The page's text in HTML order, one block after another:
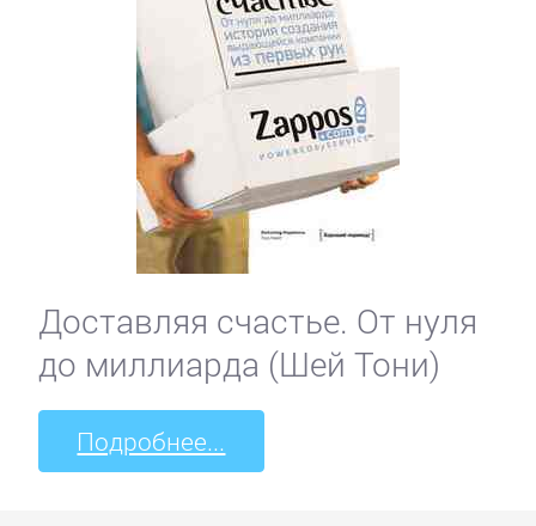
Доставляя счастье. От нуля
до миллиарда (Шей Тони)
Подробнее...